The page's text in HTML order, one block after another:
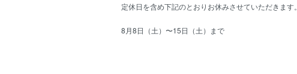
定休日を含め下記のとおりお休みさせていただきます。
8月8日（土）〜15日（土）まで